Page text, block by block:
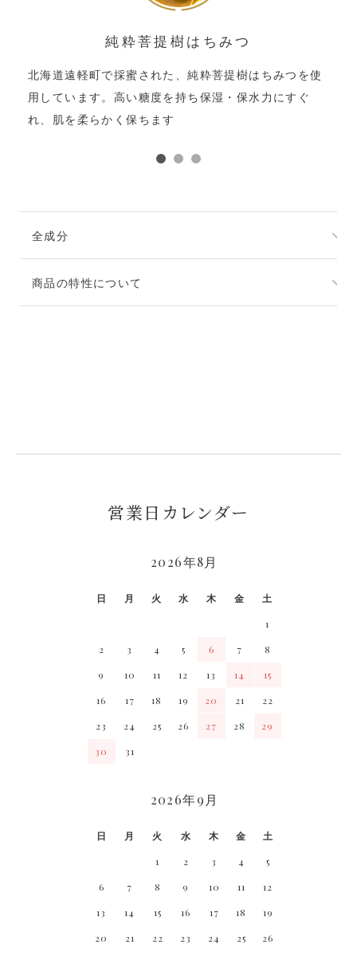
純粋菩提樹はちみつ
北海道遠軽町で採蜜された、純粋菩提樹はちみつを使
用しています。高い糖度を持ち保湿・保水力にすぐ
れ、肌を柔らかく保ちます
全成分
Na・カンゾウ根エキス・アロエベラ葉エキス・クロ
商品の特性について
営業日カレンダー
2026年8月
日 月 火 水 木 金
土
1
2
3 4 5 6 7
8
9
10 11 12 13 14
15
16
17 18 19 20 21
22
23
24 25 26 27 28
29
30
31
2026年9月
日 月 火 水 木 金
土
1
2 3 4
5
6
7 8 9 10 11
12
13
14 15 16 17 18
19
20
21 22 23 24 25
26